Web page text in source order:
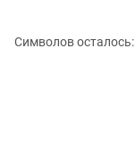
Символов осталось: